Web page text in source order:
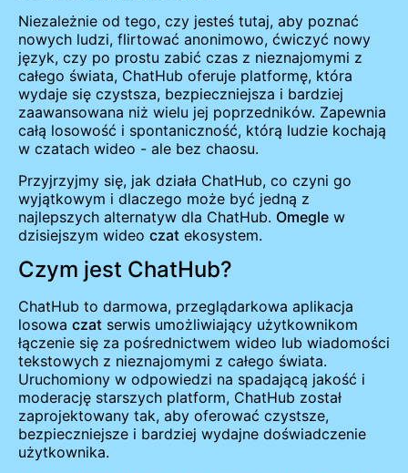
Niezależnie od tego, czy jesteś tutaj, aby poznać
nowych ludzi, flirtować anonimowo, ćwiczyć nowy
język, czy po prostu zabić czas z nieznajomymi z
całego świata, ChatHub oferuje platformę, która
wydaje się czystsza, bezpieczniejsza i bardziej
zaawansowana niż wielu jej poprzedników. Zapewnia
całą losowość i spontaniczność, którą ludzie kochają
w czatach wideo - ale bez chaosu.
Przyjrzyjmy się, jak działa ChatHub, co czyni go
wyjątkowym i dlaczego może być jedną z
najlepszych alternatyw dla ChatHub. Omegle w
dzisiejszym wideo czat ekosystem.
Czym jest ChatHub?
ChatHub to darmowa, przeglądarkowa aplikacja
losowa czat serwis umożliwiający użytkownikom
łączenie się za pośrednictwem wideo lub wiadomości
tekstowych z nieznajomymi z całego świata.
Uruchomiony w odpowiedzi na spadającą jakość i
moderację starszych platform, ChatHub został
zaprojektowany tak, aby oferować czystsze,
bezpieczniejsze i bardziej wydajne doświadczenie
użytkownika.